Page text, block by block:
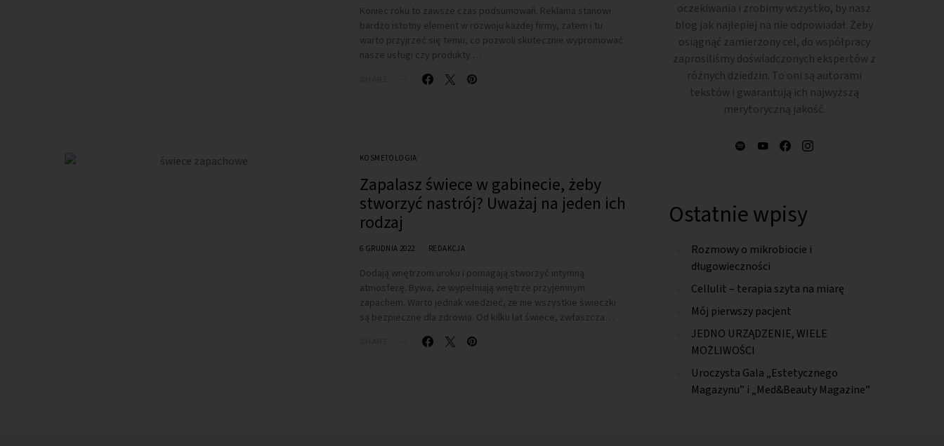
Koniec roku to zawsze czas podsumowań. Reklama stanowi
bardzo istotny element w rozwoju każdej firmy, zatem i tu
warto przyjrzeć się temu, co pozwoli skutecznie wypromować
nasze usługi czy produkty.…
KOSMETOLOGIA
Zapalasz świece w gabinecie, żeby
stworzyć nastrój? Uważaj na jeden ich
rodzaj
6 GRUDNIA 2022 REDAKCJA
Dodają wnętrzom uroku i pomagają stworzyć intymną
atmosferę. Bywa, że wypełniają wnętrze przyjemnym
zapachem. Warto jednak wiedzieć, że nie wszystkie świeczki
są bezpieczne dla zdrowia. Od kilku lat świece, zwłaszcza…
oczekiwania i zrobimy wszystko, by nasz
blog jak najlepiej na nie odpowiadał. Żeby
osiągnąć zamierzony cel, do współpracy
zaprosiliśmy doświadczonych ekspertów z
różnych dziedzin. To oni są autorami
tekstów i gwarantują ich najwyższą
merytoryczną jakość.
Ostatnie wpisy
Rozmowy o mikrobiocie i
długowieczności
Cellulit – terapia szyta na miarę
Mój pierwszy pacjent
JEDNO URZĄDZENIE, WIELE
MOŻLIWOŚCI
Uroczysta Gala „Estetycznego
Magazynu” i „Med&Beauty Magazine”